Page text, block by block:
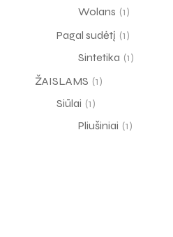
Wolans (1)
Pagal sudėtį (1)
Sintetika (1)
ŽAISLAMS (1)
Siūlai (1)
Pliušiniai (1)